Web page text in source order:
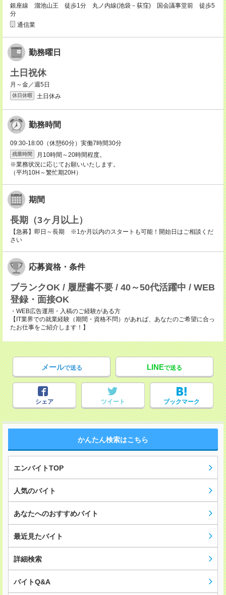
銀座線 溜池山王 徒歩1分 丸ノ内線(池袋－荻窪) 国会議事堂前 徒歩5
分
通信業
勤務曜日
土日祝休
月～金／週5日
休日休暇 土日休み
勤務時間
09:30-18:00（休憩60分）実働7時間30分
残業時間
月10時間～20時間程度。
※業務状況に応じてお願いいたします。
（平均10H～繁忙期20H）
期間
長期（3ヶ月以上）
【急募】即日～長期 ※1か月以内のスタートも可能！開始日はご相談くだ
さい
応募資格・条件
ブランクOK / 履歴書不要 / 40～50代活躍中 / WEB
登録・面接OK
・WEB広告運用・入稿のご経験がある方
【IT業界での就業経験（期間・資格不問）があれば、あなたのご希望に合っ
たお仕事をご紹介します！】
メールで送る LINEで送る
シェア ツイート ブックマーク
かんたん検索はこちら
エンバイトTOP
人気のバイト
あなたへのおすすめバイト
最近見たバイト
詳細検索
バイトQ&A